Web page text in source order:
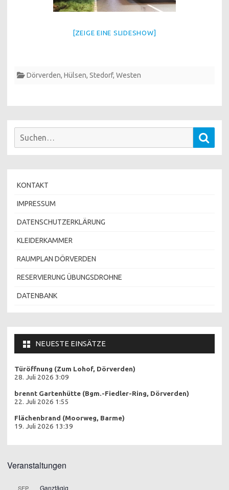
[ZEIGE EINE SLIDESHOW]
Dörverden, Hülsen, Stedorf, Westen
Suchen
KONTAKT
IMPRESSUM
DATENSCHUTZERKLÄRUNG
KLEIDERKAMMER
RAUMPLAN DÖRVERDEN
RESERVIERUNG ÜBUNGSDROHNE
DATENBANK
NEUESTE EINSÄTZE
Türöffnung (Zum Lohof, Dörverden)
28. Juli 2026 3:09
brennt Gartenhütte (Bgm.-Fiedler-Ring, Dörverden)
22. Juli 2026 1:55
Flächenbrand (Moorweg, Barme)
19. Juli 2026 13:39
Veranstaltungen
SEP. Ganztägig